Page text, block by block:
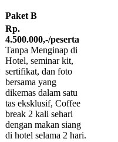
Paket B
Rp.
4.500.000,-/peserta
Tanpa Menginap di
Hotel, seminar kit,
sertifikat, dan foto
bersama yang
dikemas dalam satu
tas eksklusif, Coffee
break 2 kali sehari
dengan makan siang
di hotel selama 2 hari.